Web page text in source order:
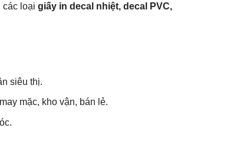
các loại giấy in decal nhiệt, decal PVC,
siêu thị.
mặc, kho vận, bán lẻ.